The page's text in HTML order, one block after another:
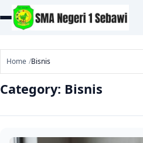
Home Bisnis
Category: Bisnis